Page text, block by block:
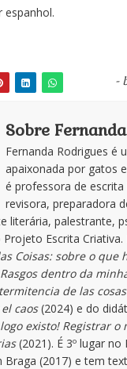
espanhol.
-
Sobre
Fernanda Rodrigues é
apaixonada por gatos
é professora de
revisora, preparadora
literária, palestrante,
Escrita Criativa.
Coisas: sobre o que
Rasgos dentro da
de las
caos(2024) e do
existo! Registrar o
(2021). É 3º lugar no
Braga (2017) e tem